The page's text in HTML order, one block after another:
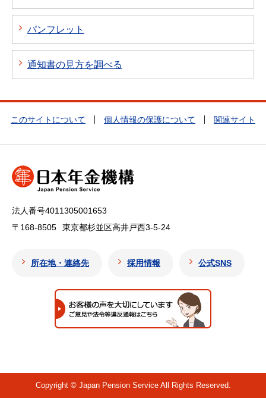
パンフレット
通知書の見方を調べる
このサイトについて 個人情報の保護について 関連サイト
法人番号4011305001653
〒168-8505
東京都杉並区高井戸西3-5-24
所在地・連絡先 採用情報 公式SNS
Copyright © Japan Pension Service All Rights Reserved.